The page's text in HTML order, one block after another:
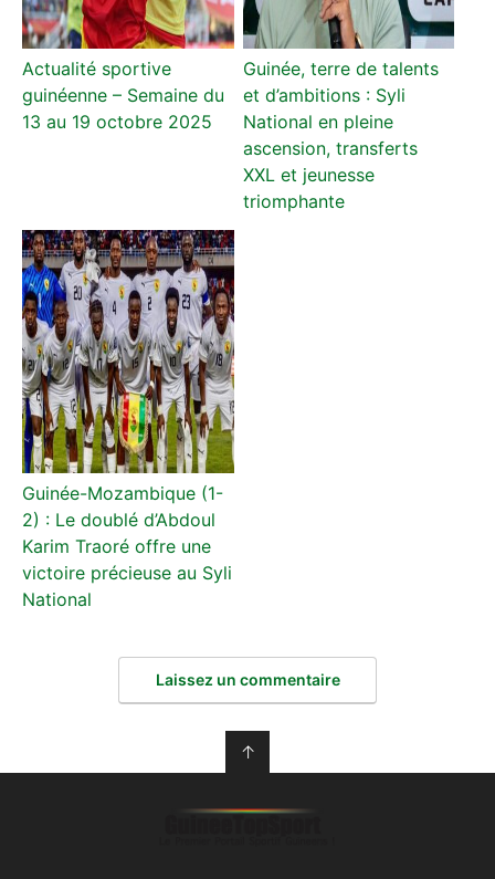
Actualité sportive
guinéenne – Semaine du
13 au 19 octobre 2025
Guinée, terre de talents
et d’ambitions : Syli
National en pleine
ascension, transferts
XXL et jeunesse
triomphante
Guinée-Mozambique (1-
2) : Le doublé d’Abdoul
Karim Traoré offre une
victoire précieuse au Syli
National
Laissez un commentaire
↑